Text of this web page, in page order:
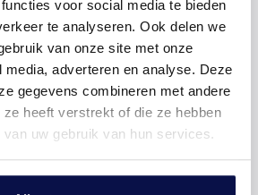
voor social media te bieden
te analyseren. Ook delen we
van onze site met onze
adverteren en analyse. Deze
gegevens combineren met andere
ze heeft verstrekt of die ze hebben
uw gebruik van hun services.